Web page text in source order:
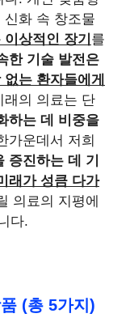
화 속 창조물
상적인 장기 를
한 기술 발전은
없는 환자들에게
래의 의료는 단
하는 데 비중을
가운데서 저희
증진하는 데 기
래가 성큼 다가
의료의 지평에
다.
(총 5가지)